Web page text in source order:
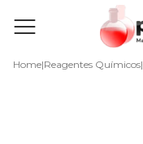
Home|Reagentes Químicos|